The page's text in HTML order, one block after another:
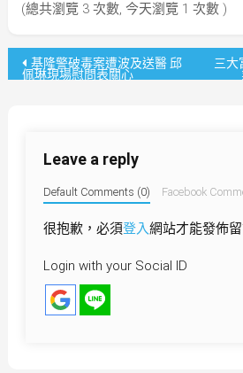
(總共瀏覽 3 次數, 今天瀏覽 1 次數 )
文基隆警破毒案遭波及送醫 邱
佩琳現場慰問表關心
三大
Leave a reply
Default Comments (0) Facebook
很抱歉，必須登入網站才能發佈留
Login with your Social ID